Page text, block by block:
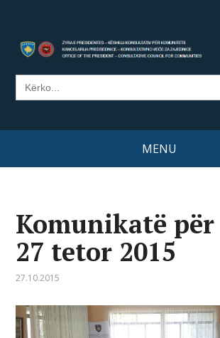
Search
for:
MENU
Komunikatë
27 tetor 2015
27.10.2015